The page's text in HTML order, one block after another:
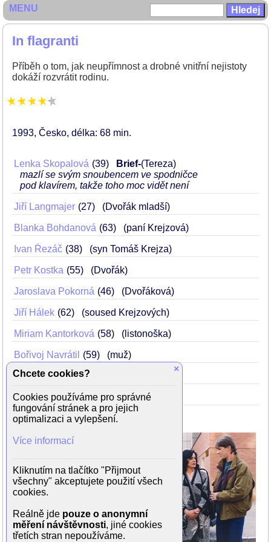
In flagranti
Příběh o tom, jak neupřímnost a drobné vnitřní nejistoty
dokáží rozvrátit rodinu.
1993 Česko délka: 68 min
Lenka Skopalová 39 Brief-(Tereza)
mazlí se svým snoubencem ve spodničce
pod klavírem, takže toho moc vidět není
Jiří Langmajer 27 (Dvořák mladší)
Blanka Bohdanová 63 (paní Krejzová)
Ivan Řezáč 38 (syn Tomáš Krejza)
Petr Kostka 55 (Dvořák)
Jaroslava Pokorná 46 (Dvořáková)
Jiří Hálek 62 (soused Krejzových)
Miriam Kantorková 58 (listonoška)
Bořivoj Navrátil 59 (muž)
Vlastimil Zavřel 38
Matouš Soukenka (kluk)
Režie: Anna Procházková
Hudba: Josef Spitzer
MENU
×
Chcete cookies?
Cookies používáme pro správné
fungování stránek a pro jejich
optimalizaci a vylepšení.
Více informací
Kliknutím na tlačítko "Přijmout
všechny" akceptujete použití všech
cookies.
Reálně jde pouze o anonymní
měření návštěvnosti, jiné cookies
třetích stran nepoužíváme.